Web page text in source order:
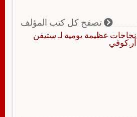
تصفح كل كتب المؤلف
نجاحات عظيمة يومية لـ ستيفن
آر.كوفي